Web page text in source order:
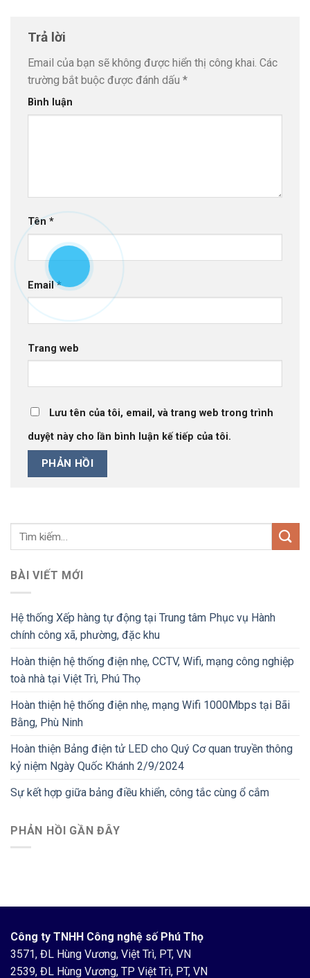
Trả lời
Email của bạn sẽ không được hiển thị công khai. Các
trường bắt buộc được đánh dấu *
Bình luận
Tên *
Email*
Trang web
Lưu tên của tôi, email, và trang web trong trình
duyệt này cho lần bình luận kế tiếp của tôi.
BÀI VIẾT MỚI
Hệ thống Xếp hàng tự động tại Trung tâm Phục vụ Hành
chính công xã, phường, đặc khu
Hoàn thiện hệ thống điện nhẹ, CCTV, Wifi, mạng công nghiệp
toà nhà tại Việt Trì, Phú Thọ
Hoàn thiện hệ thống điện nhẹ, mạng Wifi 1000Mbps tại Bãi
Bằng, Phù Ninh
Hoàn thiện Bảng điện tử LED cho Quý Cơ quan truyền thông
kỷ niệm Ngày Quốc Khánh 2/9/2024
Sự kết hợp giữa bảng điều khiển, công tắc cùng ổ cắm
PHẢN HỒI GẦN ĐÂY
Công ty TNHH Công nghệ số Phú Thọ
3571, ĐL Hùng Vương, Việt Trì, PT, VN
2539, ĐL Hùng Vương, TP Việt Trì, PT, VN